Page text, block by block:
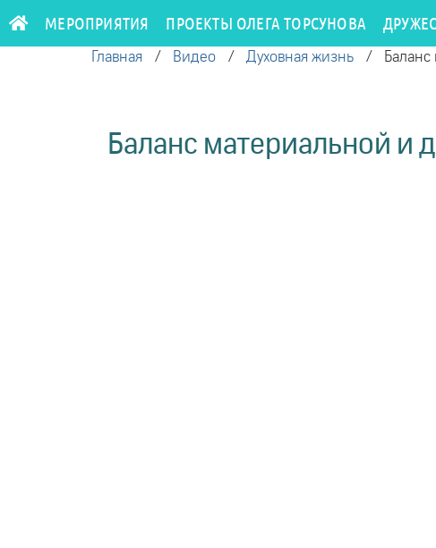
МЕРОПРИЯТИЯ ПРОЕКТЫ ОЛЕГА ТОРСУНОВА
Главная / Видео / Духовная жизнь /
Баланс материальной и